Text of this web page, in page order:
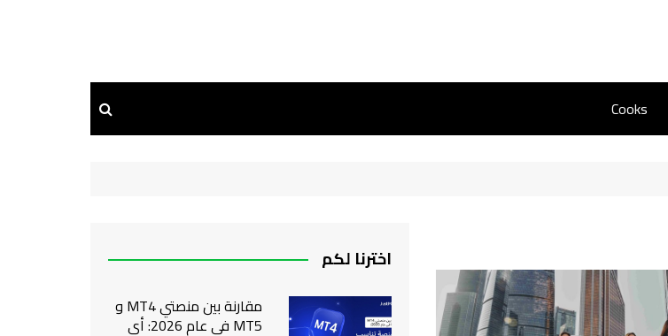
Cooks
اخترنا لكم
مقارنة بين منصتي MT4 و
MT5 في عام 2026: أي